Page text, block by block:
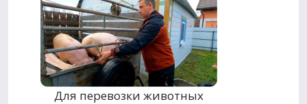
Для перевозки животных